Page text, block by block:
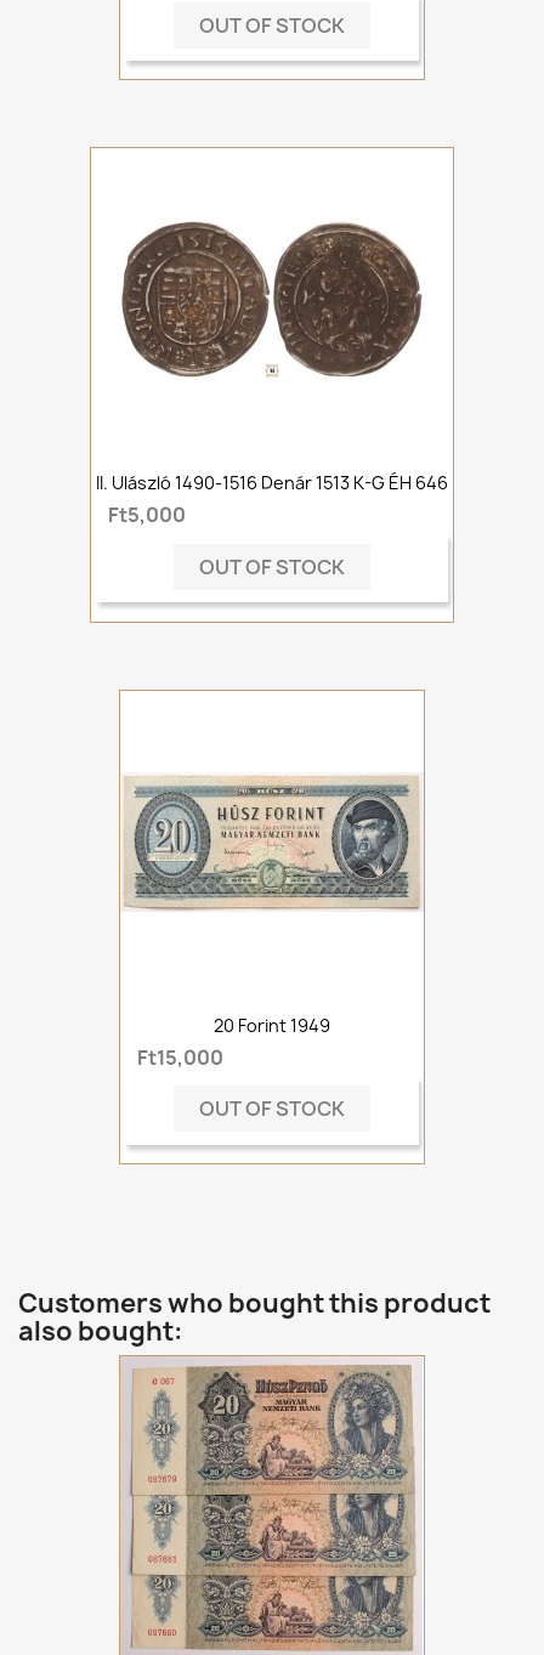
OUT OF STOCK
II. Ulászló 1490-1516 Denár 1513 K-G ÉH 646
Ft5,000
OUT OF STOCK
20 Forint 1949
Ft15,000
OUT OF STOCK
Customers who bought this product
also bought: